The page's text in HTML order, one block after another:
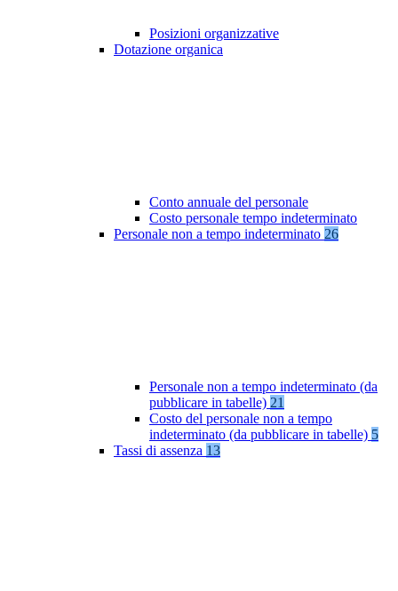
Posizioni organizzative
Dotazione organica
Conto annuale del personale
Costo personale tempo indeterminato
Personale non a tempo indeterminato 26
Personale non a tempo indeterminato (da
pubblicare in tabelle) 21
Costo del personale non a tempo
indeterminato (da pubblicare in tabelle) 5
Tassi di assenza 13